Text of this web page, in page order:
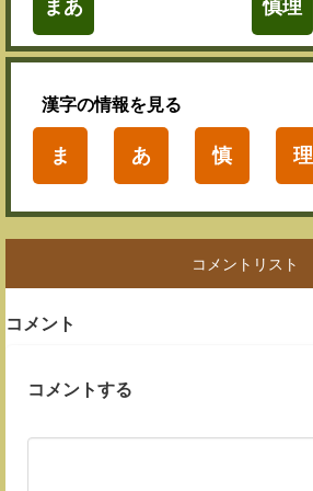
まあ 慎理
漢字の情報を見る
ま あ 慎 理
コメントリスト
コメント
コメントする